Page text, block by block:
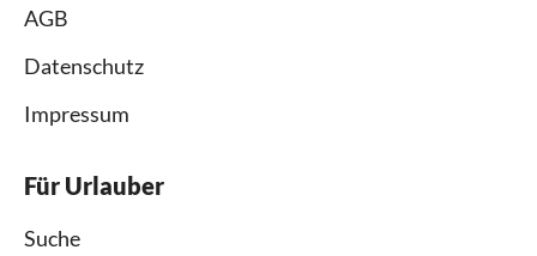
AGB
Datenschutz
Impressum
Für Urlauber
Suche